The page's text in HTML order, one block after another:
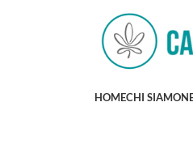
HOMECHI SIAMO